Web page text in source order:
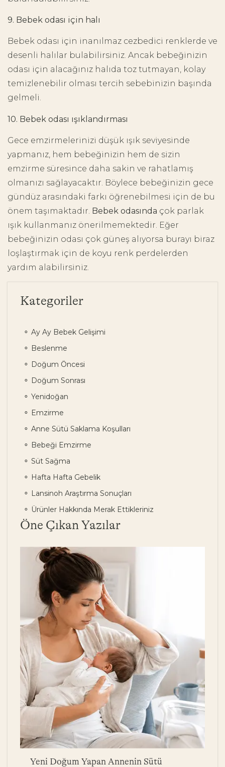
9. Bebek odası için halı
Bebek odası için inanılmaz cezbedici renklerde ve
desenli halılar bulabilirsiniz. Ancak bebeğinizin
odası için alacağınız halıda toz tutmayan, kolay
temizlenebilir olması tercih sebebinizin başında
gelmeli.
10. Bebek odası ışıklandırması
Gece emzirmelerinizi düşük ışık seviyesinde
yapmanız, hem bebeğinizin hem de sizin
emzirme süresince daha sakin ve rahatlamış
olmanızı sağlayacaktır. Böylece bebeğinizin gece
gündüz arasındaki farkı öğrenebilmesi için de bu
önem taşımaktadır. Bebek odasında çok parlak
ışık kullanmanız önerilmemektedir. Eğer
bebeğinizin odası çok güneş alıyorsa burayı biraz
loşlaştırmak için de koyu renk perdelerden
yardım alabilirsiniz.
Kategoriler
Ay Ay Bebek Gelişimi
Beslenme
Doğum Öncesi
Doğum Sonrası
Yenidoğan
Emzirme
Anne Sütü Saklama Koşulları
Bebeği Emzirme
Süt Sağma
Hafta Hafta Gebelik
Lansinoh Araştırma Sonuçları
Ürünler Hakkında Merak Ettikleriniz
Öne Çıkan Yazılar
Yeni Doğum Yapan Annenin Sütü